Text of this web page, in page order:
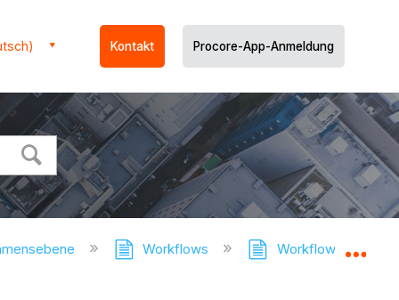
Kontakt Procore-App-Anmeldung
Workflows Workflows Tool -